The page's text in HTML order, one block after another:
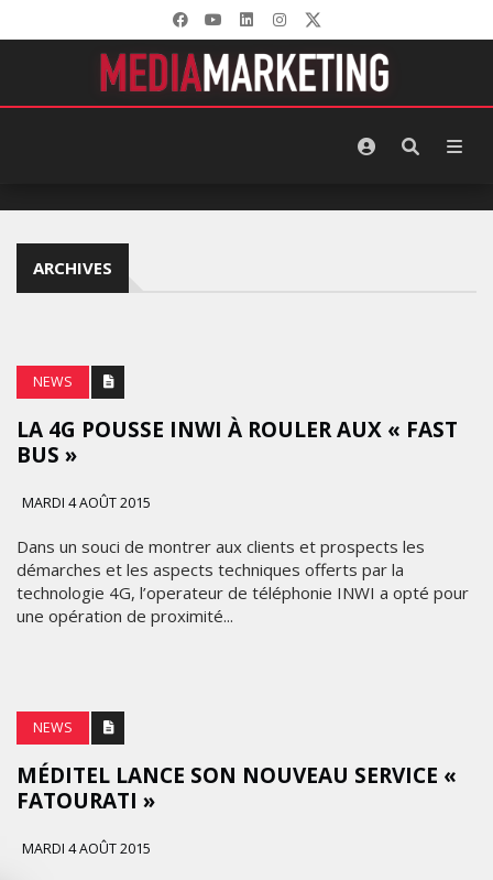
ARCHIVES
NEWS
LA 4G POUSSE INWI À ROULER AUX « FAST
BUS »
MARDI 4 AOÛT 2015
Dans un souci de montrer aux clients et prospects les
démarches et les aspects techniques offerts par la
technologie 4G, l’operateur de téléphonie INWI a opté pour
une opération de proximité...
NEWS
MÉDITEL LANCE SON NOUVEAU SERVICE «
FATOURATI »
MARDI 4 AOÛT 2015